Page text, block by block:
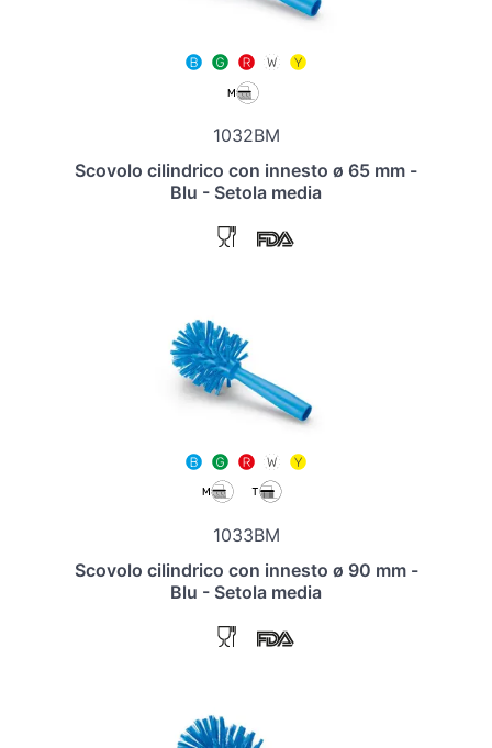
1032BM
Scovolo cilindrico con innesto ø 65 mm -
Blu - Setola media
1033BM
Scovolo cilindrico con innesto ø 90 mm -
Blu - Setola media